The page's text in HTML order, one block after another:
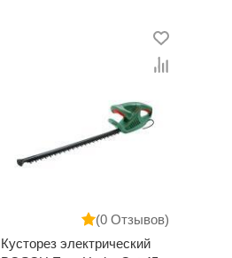
(0 Отзывов)
Кусторез электрический